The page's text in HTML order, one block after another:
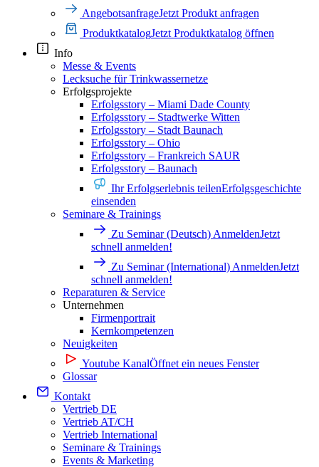
AngebotsanfrageJetzt Produkt anfragen
ProduktkatalogJetzt Produktkatalog öffnen
Info
Messe & Events
Lecksuche für Trinkwassernetze
Erfolgsprojekte
Erfolgsstory – Miami Dade County
Erfolgsstory – Stadtwerke Witten
Erfolgsstory – Stadt Baunach
Erfolgsstory – Ohio
Erfolgsstory – Frankreich SAUR
Erfolgsstory – Baunach
Ihr Erfolgserlebnis teilenErfolgsgeschichte
einsenden
Seminare & Trainings
Zu Seminar (Deutsch) AnmeldenJetzt
schnell anmelden!
Zu Seminar (International) AnmeldenJetzt
schnell anmelden!
Reparaturen & Service
Unternehmen
Firmenportrait
Kernkompetenzen
Neuigkeiten
Youtube KanalÖffnet ein neues Fenster
Glossar
Kontakt
Vertrieb DE
Vertrieb AT/CH
Vertrieb International
Seminare & Trainings
Events & Marketing